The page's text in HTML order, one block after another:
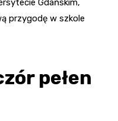
Gdańskim,
przygodę w szkole
pełen